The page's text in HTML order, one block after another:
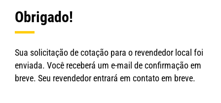
Obrigado!
Sua solicitação de cotação para o revendedor local foi
enviada. Você receberá um e-mail de confirmação em
breve. Seu revendedor entrará em contato em breve.